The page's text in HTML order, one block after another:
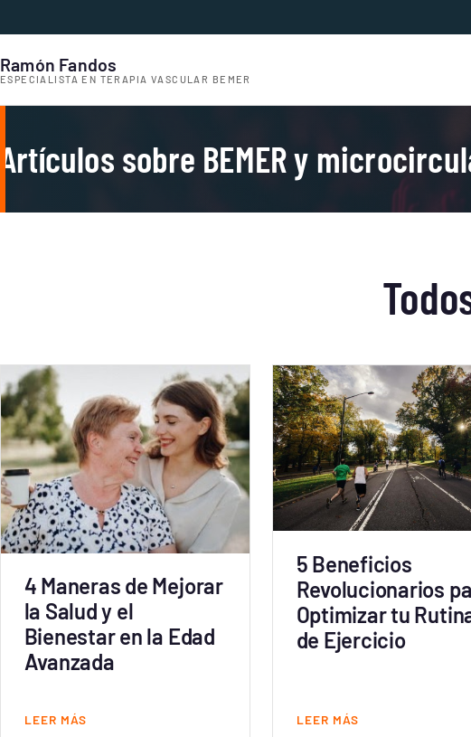
Ramón Fandos
ESPECIALISTA EN TERAPIA VASCULAR BEMER
Artículos sobre BEMER y
4 Maneras de Mejorar
la Salud y el
Bienestar en la Edad
Avanzada
LEER MÁS
5 Beneficios
Revolucionarios
Optimizar tu
de Ejercicio
LEER MÁS